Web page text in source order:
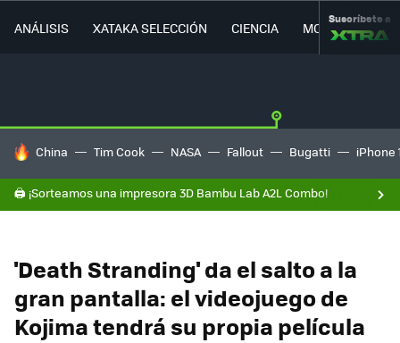
ANÁLISIS XATAKA SELECCIÓN CIENCIA MOVILIDAD
Suscríbete a
HOY SE HABLA DE
China Tim Cook NASA Fallout Bugatti iPhone
🖨️ ¡Sorteamos una impresora 3D Bambu Lab A2L Combo!
'Death Stranding' da el salto a la
gran pantalla: el videojuego de
Kojima tendrá su propia película